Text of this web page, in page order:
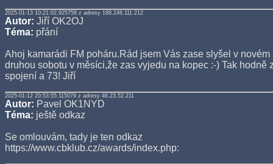
2025-01-13 10:21:02.925758 z adresy 188.246.111.212
Autor: Jiří OK2OJ
Téma: přání
Ahoj kamarádi FM poháru.Rád jsem Vás zase slyšel v
druhou sobotu v měsíci,že zas vyjedu na kopec :-) Tak hodně
spojení a 73! Jiří
2025-01-12 20:53:55.115079 z adresy 46.23.52.211
Autor: Pavel OK1NYD
Téma: ještě odkaz
Se omlouvám, tady je ten odkaz
https://www.cbklub.cz/awards/index.php: